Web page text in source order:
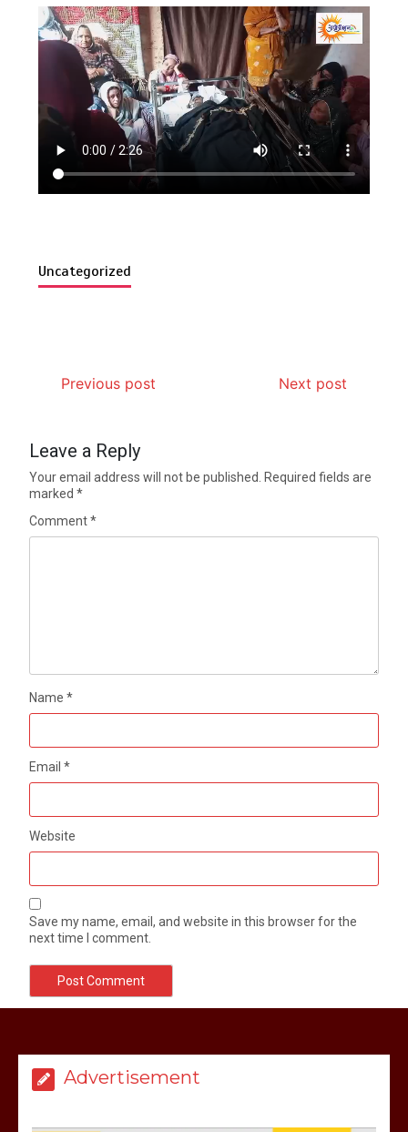
Uncategorized
Previous post Next post
Leave a Reply
Your email address will not be published.
Required fields are
marked*
Comment*
Name*
Email*
Website
Save my name, email, and website in this browser for the
next time I comment.
Advertisement